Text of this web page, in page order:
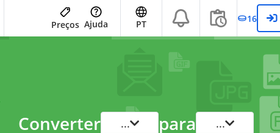
Preços Ajuda PT 16
Converter ... para ...